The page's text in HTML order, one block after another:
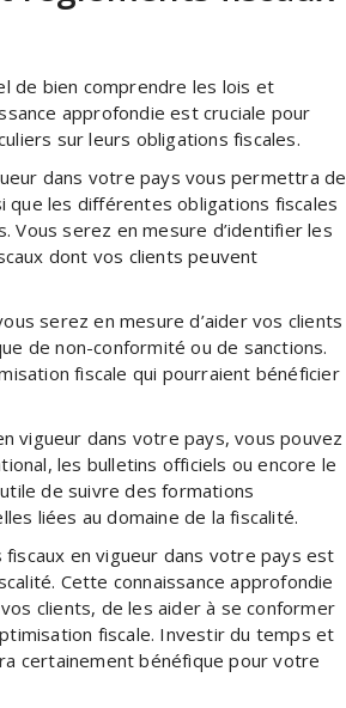
de bien comprendre les lois et
approfondie est cruciale pour
sur leurs obligations fiscales.
dans votre pays vous permettra de
que les différentes obligations fiscales
serez en mesure d’identifier les
dont vos clients peuvent
serez en mesure d’aider vos clients
de non-conformité ou de sanctions.
fiscale qui pourraient bénéficier
vigueur dans votre pays, vous pouvez
les bulletins officiels ou encore le
de suivre des formations
liées au domaine de la fiscalité.
en vigueur dans votre pays est
Cette connaissance approfondie
clients, de les aider à se conformer
fiscale. Investir du temps et
certainement bénéfique pour votre